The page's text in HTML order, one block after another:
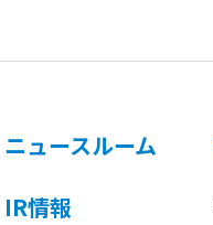
ニュースルーム
IR情報